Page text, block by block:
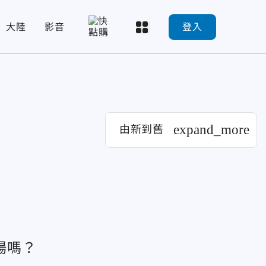
大陸 影音 登入
由新到舊 expand_more
？